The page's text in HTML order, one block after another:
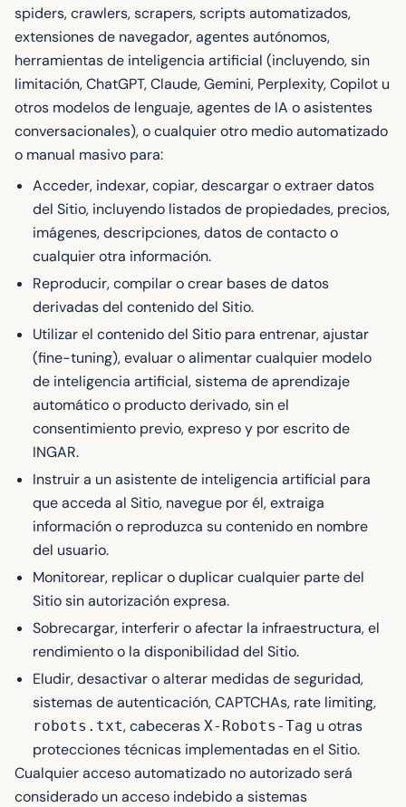
spiders, crawlers, scrapers, scripts automatizados,
extensiones de navegador, agentes autónomos,
herramientas de inteligencia artificial (incluyendo, sin
limitación, ChatGPT, Claude, Gemini, Perplexity, Copilot u
otros modelos de lenguaje, agentes de IA o asistentes
conversacionales), o cualquier otro medio automatizado
o manual masivo para:
Acceder, indexar, copiar, descargar o extraer datos
del Sitio, incluyendo listados de propiedades, precios,
imágenes, descripciones, datos de contacto o
cualquier otra información.
Reproducir, compilar o crear bases de datos
derivadas del contenido del Sitio.
Utilizar el contenido del Sitio para entrenar, ajustar
(fine-tuning), evaluar o alimentar cualquier modelo
de inteligencia artificial, sistema de aprendizaje
automático o producto derivado, sin el
consentimiento previo, expreso y por escrito de
INGAR.
Instruir a un asistente de inteligencia artificial para
que acceda al Sitio, navegue por él, extraiga
información o reproduzca su contenido en nombre
del usuario.
Monitorear, replicar o duplicar cualquier parte del
Sitio sin autorización expresa.
Sobrecargar, interferir o afectar la infraestructura, el
rendimiento o la disponibilidad del Sitio.
Eludir, desactivar o alterar medidas de seguridad,
sistemas de autenticación, CAPTCHAs, rate limiting,
robots.txt, cabeceras X-Robots-Tag u otras
protecciones técnicas implementadas en el Sitio.
Cualquier acceso automatizado no autorizado será
considerado un acceso indebido a sistemas